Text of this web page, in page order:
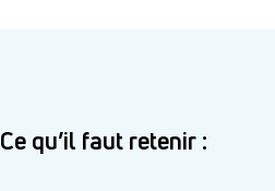
Ce qu’il faut retenir :